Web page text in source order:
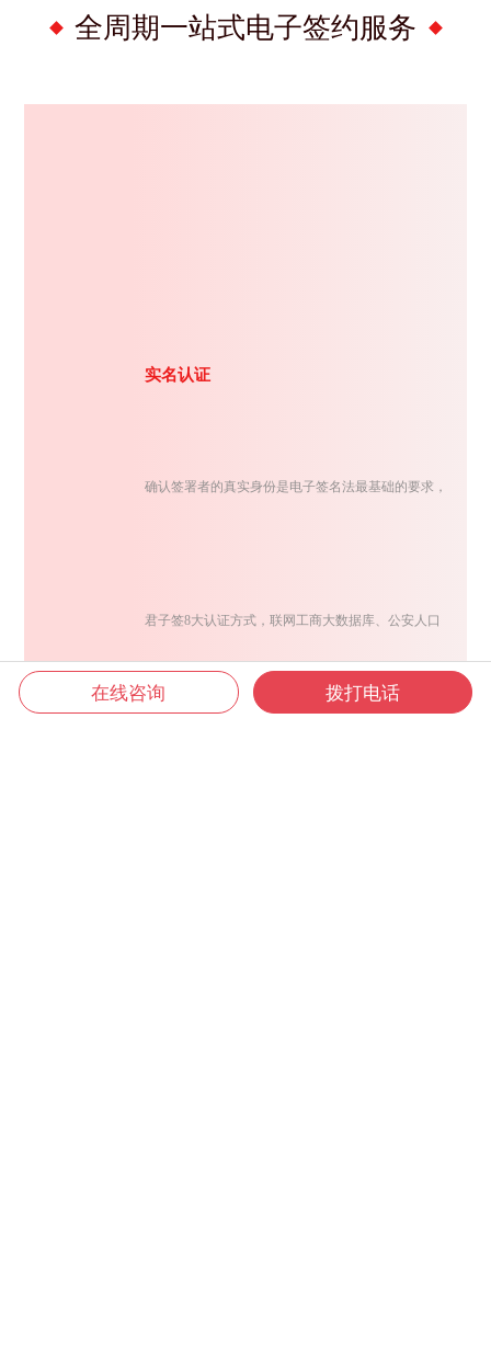
全周期一站式电子签约服务
实名认证
确认签署者的真实身份是电子签名法最基础的要求，
君子签8大认证方式，联网工商大数据库、公安人口
在线咨询 拨打电话